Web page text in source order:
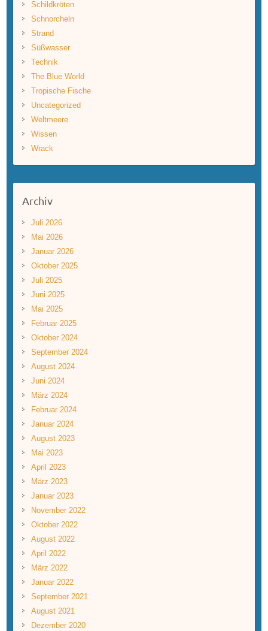
Schildkröten
Schnorcheln
Strand
Süßwasser
Technik
The Blue World
Tropische Fische
Uncategorized
Weltmeere
Wissen
Wrack
Archiv
Juli 2026
Mai 2026
Januar 2026
Oktober 2025
Juli 2025
Juni 2025
Mai 2025
Februar 2025
Oktober 2024
September 2024
August 2024
Juni 2024
März 2024
Februar 2024
Januar 2024
August 2023
Mai 2023
April 2023
März 2023
Januar 2023
November 2022
Oktober 2022
August 2022
April 2022
März 2022
Januar 2022
September 2021
August 2021
Dezember 2020